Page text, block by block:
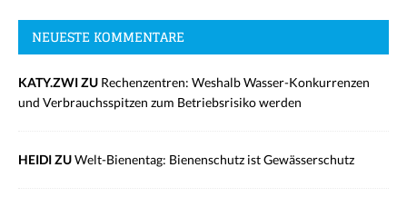
NEUESTE KOMMENTARE
KATY.ZWI ZU Rechenzentren: Weshalb Wasser-Konkurrenzen
und Verbrauchsspitzen zum Betriebsrisiko werden
HEIDI ZUWelt-Bienentag: Bienenschutz ist Gewässerschutz